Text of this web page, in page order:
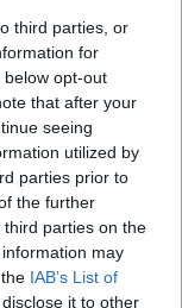
third parties, or
for
opt-out
that after your
seeing
utilized by
parties prior to
the further
parties on the
may
IAB’s List of
it to other